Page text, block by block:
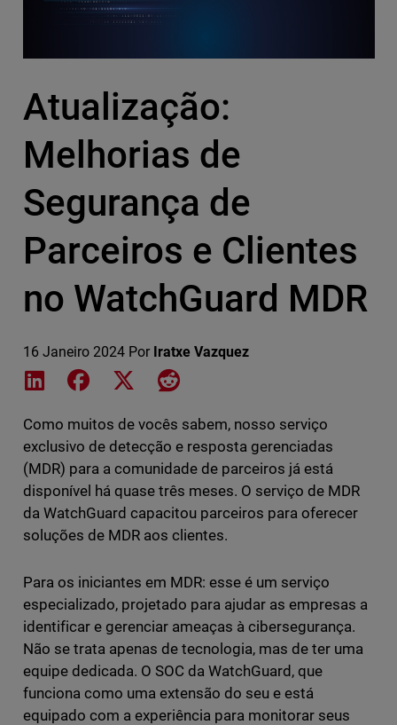
Atualização:
Melhorias de
Segurança de
Parceiros e Clientes
no WatchGuard MDR
16 Janeiro 2024 Por Iratxe Vazquez
Share on LinkedIn
Share on Facebook
Share on XShare on Reddit
Como muitos de vocês sabem, nosso serviço
exclusivo de detecção e resposta gerenciadas
(MDR) para a comunidade de parceiros já está
disponível há quase três meses. O serviço de MDR
da WatchGuard capacitou parceiros para oferecer
soluções de MDR aos clientes.
Para os iniciantes em MDR: esse é um serviço
especializado, projetado para ajudar as empresas a
identificar e gerenciar ameaças à cibersegurança.
Não se trata apenas de tecnologia, mas de ter uma
equipe dedicada. O SOC da WatchGuard, que
funciona como uma extensão do seu e está
equipado com a experiência para monitorar seus